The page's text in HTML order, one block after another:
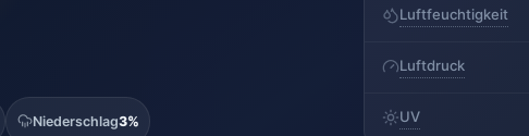
Niederschlag3%
Luftfeuchtigkeit
Luftdruck
UV